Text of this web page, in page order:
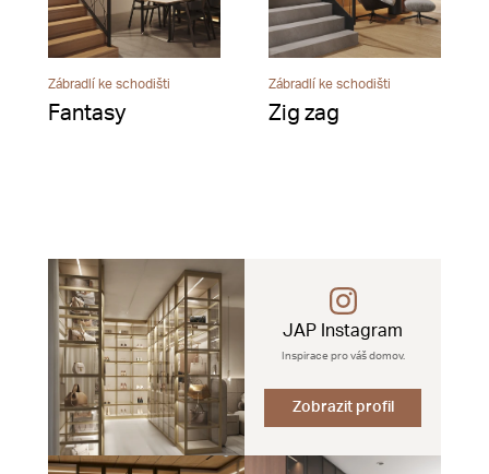
Zábradlí ke schodišti
Fantasy
Zábradlí ke schodišti
Zig zag
JAP Instagram
Inspirace pro váš domov.
Zobrazit profil